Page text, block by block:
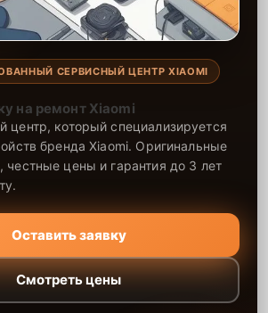
СЕРВИСНЫЙ ЦЕНТР XIAOMI
на ремонт Xiaomi
который специализируется
бренда Xiaomi. Оригинальные
цены и гарантия до 3 лет
Оставить заявку
Смотреть цены